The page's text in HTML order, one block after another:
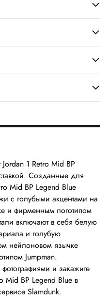
1 Retro Mid BP
Созданные для
Mid BP Legend Blue
с голубыми акцентами на
и фирменным логотипом
включают в себя белую
и голубую
нейлоновом язычке
Jumpman.
и закажите
Mid BP Legend Blue в
Slamdunk.